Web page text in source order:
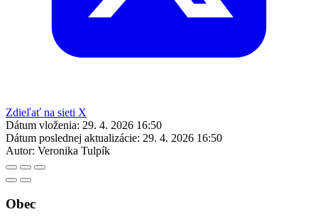
Zdieľať na sieti X
Dátum vloženia: 29. 4. 2026 16:50
Dátum poslednej aktualizácie: 29. 4. 2026 16:50
Autor: Veronika Tulpík
Obec